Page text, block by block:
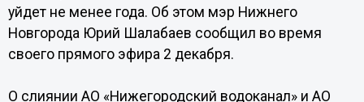
уйдет не менее года. Об этом мэр Нижнего
Новгорода Юрий Шалабаев сообщил во время
своего прямого эфира 2 декабря.
О слиянии АО «Нижегородский водоканал» и АО